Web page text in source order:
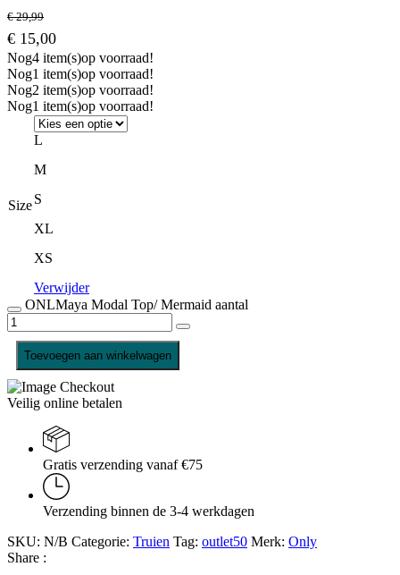
€29,99
€ 15,00
Nog4 item(s)op voorraad!
Nog1 item(s)op voorraad!
Nog2 item(s)op voorraad!
Nog1 item(s)op voorraad!
Size
L
M
S
XL
XS
Verwijder
ONLMaya Modal Top/ Mermaid aantal
Toevoegen aan winkelwagen
Veilig online betalen
Gratis verzending vanaf €75
Verzending binnen de 3-4 werkdagen
SKU: N/B Categorie: Truien Tag: outlet50 Merk: Only
Share :